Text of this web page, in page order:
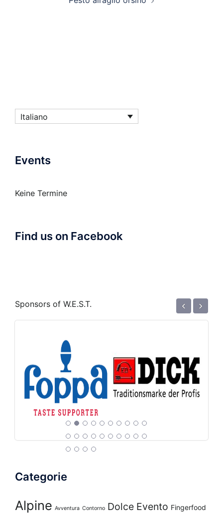
Italiano
Events
Keine Termine
Find us on Facebook
Sponsors of W.E.S.T. ‹ ›
Categorie
Alpine Avventura Contorno Dolce Evento Fingerfood